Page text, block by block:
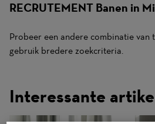
RECRUTEMENT Banen in
Probeer een andere combinatie
gebruik bredere zoekcriteria.
Interessante